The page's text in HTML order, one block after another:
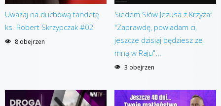
Uważaj na duchową tandetę
ks. Robert Skrzypczak #02
8 obejrzen
Siedem Słów Jezusa z Krzyża:
"Zaprawdę, powiadam ci,
jeszcze dzisiaj będziesz ze
mną w Raju"...
3 obejrzen